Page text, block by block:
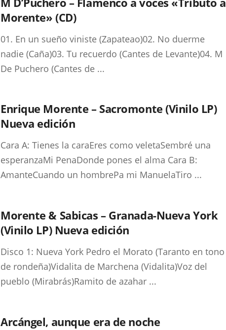
Morente» (CD)
01. En un sueño viniste (Zapateao)02. No duerme
nadie (Caña)03. Tu recuerdo (Cantes de Levante)04. M
De Puchero (Cantes de ...
Enrique Morente – Sacromonte (Vinilo LP)
Nueva edición
Cara A: Tienes la caraEres como veletaSembré una
esperanzaMi PenaDonde pones el alma Cara B:
AmanteCuando un hombrePa mi ManuelaTiro ...
Morente & Sabicas – Granada-Nueva York
(Vinilo LP) Nueva edición
Disco 1: Nueva York Pedro el Morato (Taranto en tono
de rondeña)Vidalita de Marchena (Vidalita)Voz del
pueblo (Mirabrás)Ramito de azahar ...
Arcángel, aunque era de noche